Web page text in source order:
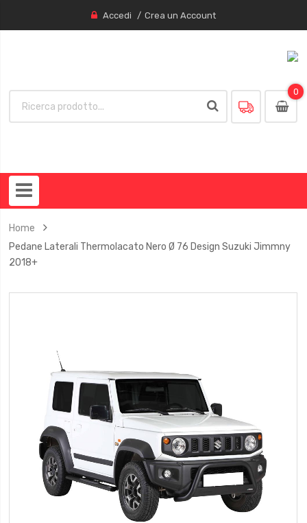
Accedi Crea un Account
0
0
Home
Pedane Laterali Thermolacato Nero Ø 76 Design Suzuki Jimmny
2018+